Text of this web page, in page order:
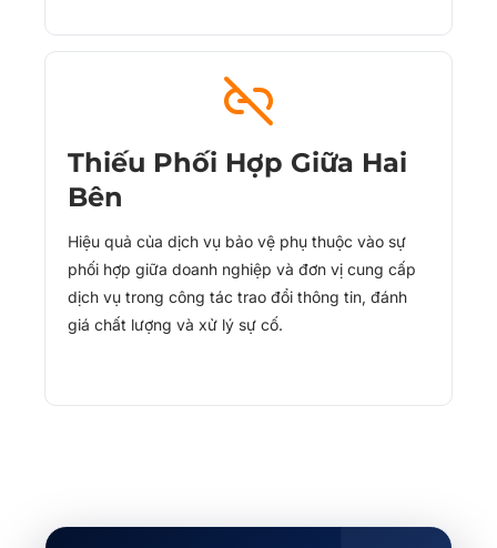
Thiếu Phối Hợp Giữa Hai
Bên
Hiệu quả của dịch vụ bảo vệ phụ thuộc vào sự
phối hợp giữa doanh nghiệp và đơn vị cung cấp
dịch vụ trong công tác trao đổi thông tin, đánh
giá chất lượng và xử lý sự cố.